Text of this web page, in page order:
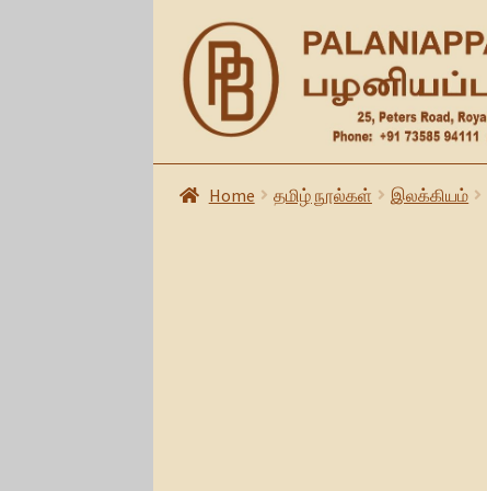
Skip
to
Skip
to
Home தமிழ் நூல்கள் இலக்கியம்